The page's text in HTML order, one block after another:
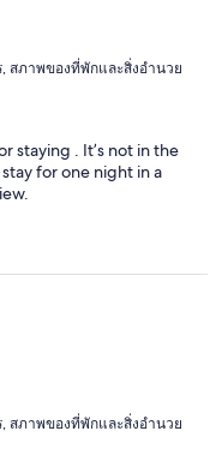
สภาพของที่พักและสิ่งอำนวย
staying . It’s not in the
for one night in a
สภาพของที่พักและสิ่งอำนวย